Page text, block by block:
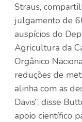
Straus,
julgamento de
auspícios do
Agricultura da
Orgânico
reduções de
alinha com as
Davis”, disse
apoio científico